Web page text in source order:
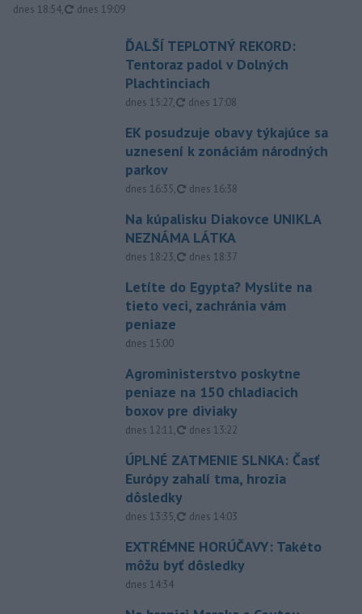
dnes 18:54, aktualizované
dnes 19:09
ĎALŠÍ TEPLOTNÝ REKORD:
Tentoraz padol v Dolných
Plachtinciach
dnes 15:27, aktualizované
dnes 17:08
EK posudzuje obavy týkajúce sa
uznesení k zonáciám národných
parkov
dnes 16:35, aktualizované
dnes 16:38
Na kúpalisku Diakovce UNIKLA
NEZNÁMA LÁTKA
dnes 18:23, aktualizované
dnes 18:37
Letíte do Egypta? Myslite na
tieto veci, zachránia vám
peniaze
dnes 15:00
Agroministerstvo poskytne
peniaze na 150 chladiacich
boxov pre diviaky
dnes 12:11, aktualizované
dnes 13:22
ÚPLNÉ ZATMENIE SLNKA: Časť
Európy zahalí tma, hrozia
dôsledky
dnes 13:35, aktualizované
dnes 14:03
EXTRÉMNE HORÚČAVY: Takéto
môžu byť dôsledky
dnes 14:34